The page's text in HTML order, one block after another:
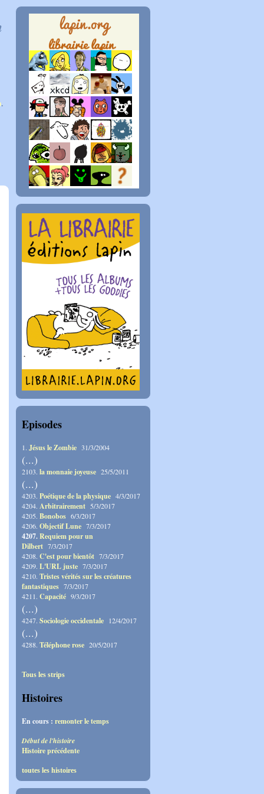
.
Episodes
1. Jésus le Zombie 31/3/2004
(...)
2103. la monnaie joyeuse 25/5/2011
(...)
4203. Poétique de la physique 4/3/2017
4204. Arbitrairement 5/3/2017
4205. Bonobos 6/3/2017
4206. Objectif Lune 7/3/2017
4207.Requiem pour un
Dilbert 7/3/2017
4208. C'est pour bientôt 7/3/2017
4209. L'URL juste 7/3/2017
4210. Tristes vérités sur les créatures
fantastiques 7/3/2017
4211. Capacité 9/3/2017
(...)
4247. Sociologie occidentale 12/4/2017
(...)
4288. Téléphone rose 20/5/2017
Tous les strips
Histoires
En cours : remonter le temps
Début de l'histoire
Histoire précédente
toutes les histoires